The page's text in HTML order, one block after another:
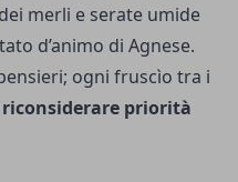
merli e serate umide
d’animo di Agnese.
ogni fruscìo tra i
riconsiderare priorità